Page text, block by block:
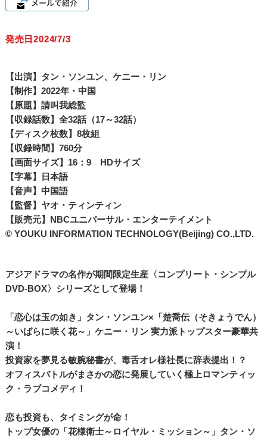
発売日2024/7/3
【出演】タン・ソンユン、ケニー・リン
【制作】2022年・中国
【原題】請叫我総監
【収録話数】全32話（17～32話）
【ディスク枚数】8枚組
【収録時間】760分
【画面サイズ】16：9 HDサイズ
【字幕】日本語
【音声】中国語
【監督】ヤオ・ティンティン
【販売元】NBCユニバーサル・エンターテイメント
© YOUKU INFORMATION TECHNOLOGY(Beijing) CO.,LTD.
アジアドラマの名作が期間限定生産〈コンプリート・シンプル
DVD‐BOX〉シリーズとして登場！
「恋心は玉の如き」タン・ソンユン×「楚喬伝（そきょうでん）
～いばらに咲く花～」ケニー・リン 実力派トップスター豪華共
演！
投資家を夢見る敏腕秘書が、毒舌オレ様社長に辞表提出！？
オフィスバトルがまさかの恋に発展していく極上ロマンティッ
ク・ラブコメディ！
恋も投資も、タイミングが命！
トップ女優の「花様衛士～ロイヤル・ミッション～」タン・ソ